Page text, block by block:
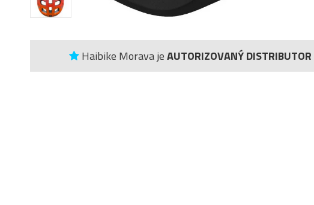
Haibike Morava jeAUTORIZOVANÝ DISTRIBUTOR